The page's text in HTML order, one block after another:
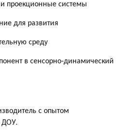
проекционные системы
для развития
среду
в сенсорно-динамический
с опытом
ДОУ.